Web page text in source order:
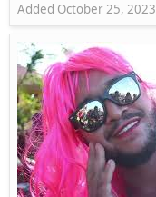
Added October 25, 2023